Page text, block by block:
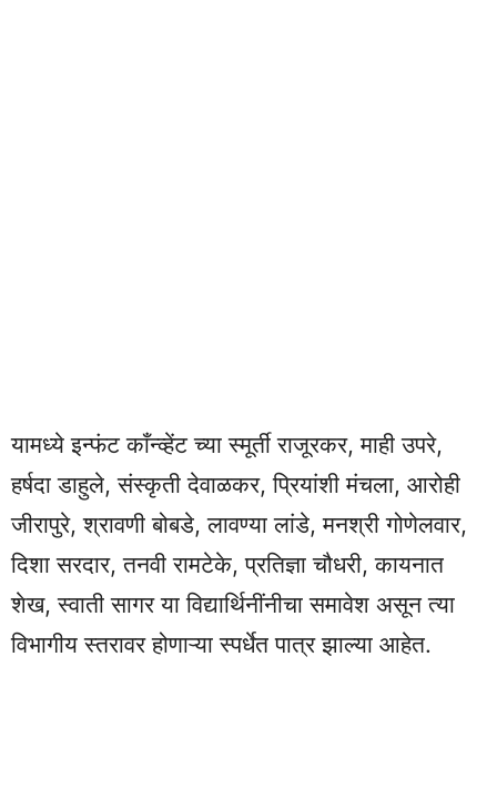
यामध्ये इन्फंट काँन्व्हेंट च्या स्मूर्ती राजूरकर, माही उपरे,
हर्षदा डाहुले, संस्कृती देवाळकर, प्रियांशी मंचला, आरोही
जीरापुरे, श्रावणी बोबडे, लावण्या लांडे, मनश्री गोणेलवार,
दिशा सरदार, तनवी रामटेके, प्रतिज्ञा चौधरी, कायनात
शेख, स्वाती सागर या विद्यार्थिनींनीचा समावेश असून त्या
विभागीय स्तरावर होणाऱ्या स्पर्धेत पात्र झाल्या आहेत.